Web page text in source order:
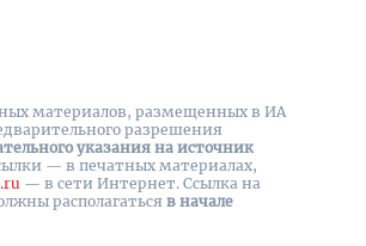
материалов, размещенных в ИА
разрешения
указания на источник
— в печатных материалах,
— в сети Интернет. Ссылка на
располагаться в начале